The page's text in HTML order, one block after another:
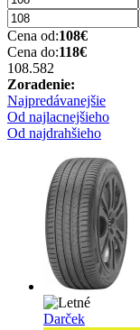
Cena od:108€
Cena do:118€
108.582
Zoradenie:
Najpredávanejšie
Od najlacnejšieho
Od najdrahšieho
Darček